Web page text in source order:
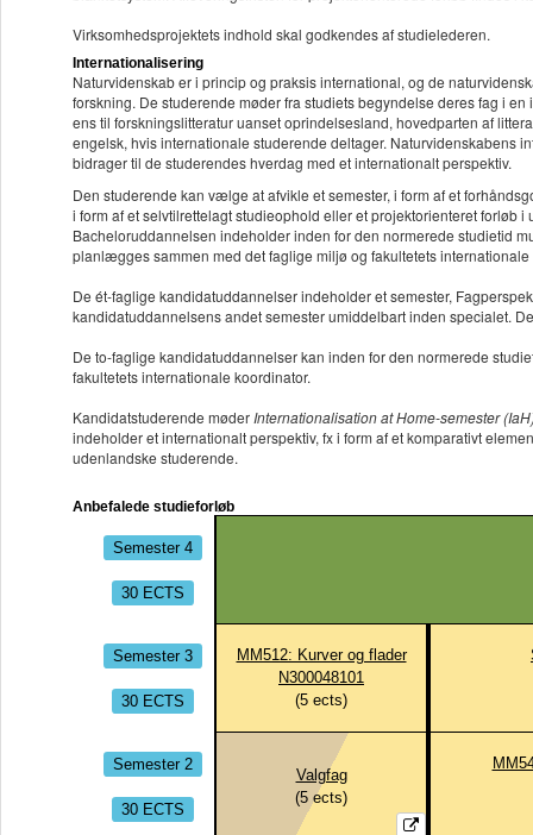
Virksomhedsprojektets indhold skal godkendes af studielederen.
Internationalisering
Naturvidenskab er i princip og praksis international, og de
forskning. De studerende møder fra studiets begyndelse deres fag i
ens til forskningslitteratur uanset oprindelsesland, hovedparten af
engelsk, hvis internationale studerende deltager. Naturvidenskabens
bidrager til de studerendes hverdag med et internationalt perspektiv.
Den studerende kan vælge at afvikle et semester, i form af et
i form af et selvtilrettelagt studieophold eller et projektorienteret forløb i
Bacheloruddannelsen indeholder inden for den normerede studietid
planlægges sammen med det faglige miljø og fakultetets internationale
De ét-faglige kandidatuddannelser indeholder et semester,
kandidatuddannelsens andet semester umiddelbart inden specialet.
De to-faglige kandidatuddannelser kan inden for den normerede
fakultetets internationale koordinator.
Kandidatstuderende møderInternationalisation at Home-semester
indeholder et internationalt perspektiv, fx i form af et komparativt
udenlandske studerende.
Anbefalede studieforløb
Semester 4
30 ECTS
Semester 3
30 ECTS
MM512: Kurver og flader
N300048101
(5 ects)
Semester 2
30 ECTS
Valgfag
(5 ects)